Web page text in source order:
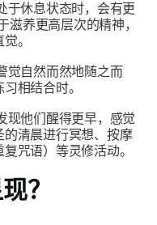
于休息状态时，会有更
滋养更高层次的精神，
。
觉自然而然地随之而
相结合时。
现他们醒得更早，感觉
的清晨进行冥想、按摩
咒语）等灵修活动。
？